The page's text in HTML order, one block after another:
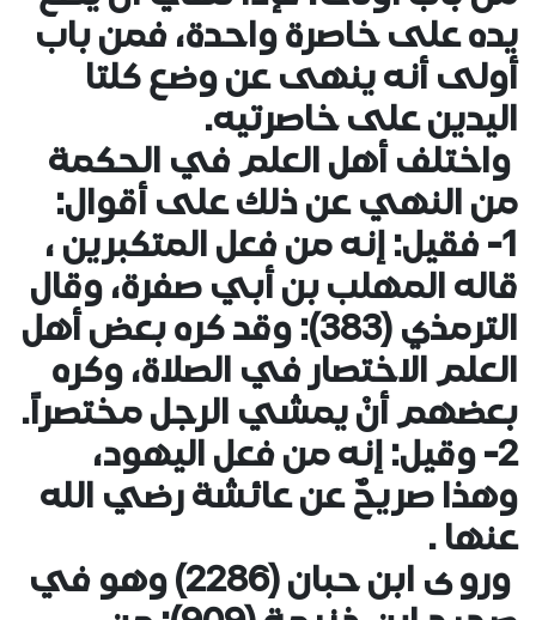
يده على خاصرة واحدة، فمن باب
أولى أنه ينهى عن وضع كلتا
اليدين على خاصرتيه.
واختلف أهل العلم في الحكمة
من النهي عن ذلك على أقوال:
1- فقيل: إنه من فعل المتكبرين ،
قاله المهلب بن أبي صفرة، وقال
الترمذي (383): وقد كره بعض أهل
العلم الاختصار في الصلاة، وكره
بعضهم أنْ يمشي الرجل مختصراً.
2- وقيل: إنه من فعل اليهود،
وهذا صريحٌ عن عائشة رضي الله
عنها .
وروى ابن حبان (2286) وهو في